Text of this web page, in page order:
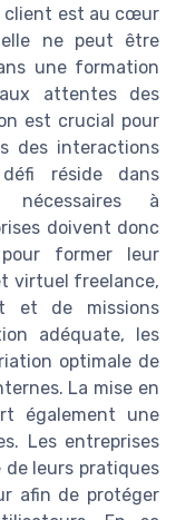
client est au cœur
ne peut être
une formation
attentes des
est crucial pour
des interactions
réside dans
nécessaires à
doivent donc
former leur
virtuel freelance,
et de missions
adéquate, les
optimale de
La mise en
également une
Les entreprises
leurs pratiques
afin de protéger